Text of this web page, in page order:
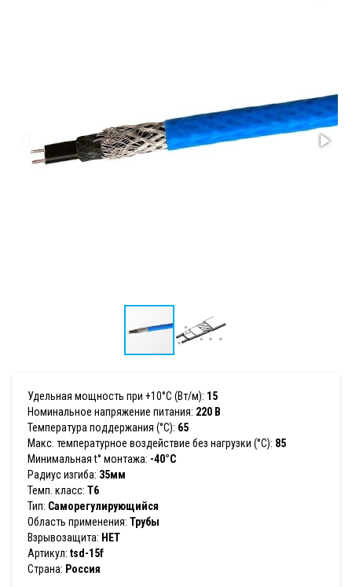
Удельная мощность при +10°С (Вт/м): 15
Номинальное напряжение питания: 220 В
Температура поддержания (°С): 65
Макс. температурное воздействие без нагрузки (°С): 85
Минимальная t° монтажа: -40°С
Радиус изгиба: 35мм
Темп. класс: T6
Тип: Саморегулирующийся
Область применения: Трубы
Взрывозащита: НЕТ
Артикул: tsd-15f
Страна: Россия